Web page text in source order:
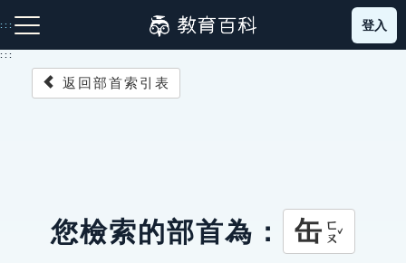
到
主
::: 登入
:::
返回部首索引表
您檢索的部首為： 缶 ㄈㄡˇ